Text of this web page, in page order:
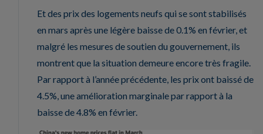
Et des prix des logements neufs qui se sont stabilisés
en mars après une légère baisse de 0.1% en février, et
malgré les mesures de soutien du gouvernement, ils
montrent que la situation demeure encore très fragile.
Par rapport à l’année précédente, les prix ont baissé de
4.5%, une amélioration marginale par rapport à la
baisse de 4.8% en février.